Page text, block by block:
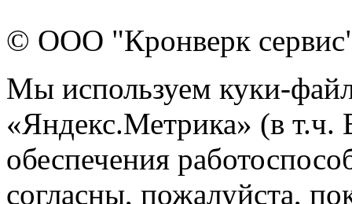
© ООО "Кронверк
Мы используем куки-
«Яндекс.Метрика» (в т.ч.
обеспечения
согласны, пожалуйста,